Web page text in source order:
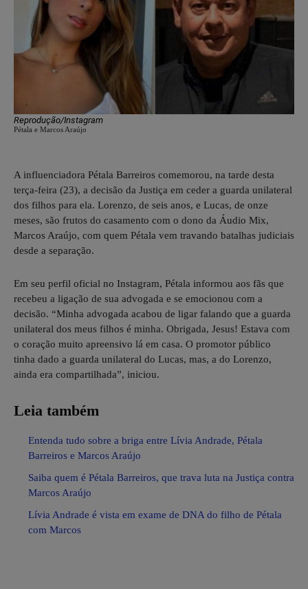
Reprodução/Instagram
Pétala e Marcos Araújo
A influenciadora Pétala Barreiros comemorou, na tarde desta
terça-feira (23), a decisão da Justiça em ceder a guarda unilateral
dos filhos para ela. Lorenzo, de seis anos, e Lucas, de onze
meses, são frutos do casamento com o dono da Áudio Mix,
Marcos Araújo, com quem Pétala vem travando batalhas judiciais
desde a separação.
Em seu perfil oficial no Instagram, Pétala informou aos fãs que
recebeu a ligação de sua advogada e se emocionou com a
decisão. “Minha advogada acabou de ligar falando que a guarda
unilateral dos meus filhos é minha. Obrigada, Jesus! Estava com
o coração muito apreensivo lá em casa. O promotor público
tinha dado a guarda unilateral do Lucas, mas, a do Lorenzo,
ainda era compartilhada”, iniciou.
Leia também
Entenda tudo sobre a briga entre Lívia Andrade, Pétala
Barreiros e Marcos Araújo
Saiba quem é Pétala Barreiros, que trava luta na Justiça contra
Marcos Araújo
Lívia Andrade é vista em exame de DNA do filho de Pétala
com Marcos